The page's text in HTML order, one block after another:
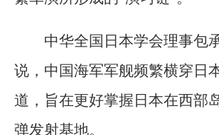
中华全国日本学会理事包
说，中国海军军舰频繁横穿日
道，旨在更好掌握日本在西部
弹发射基地。